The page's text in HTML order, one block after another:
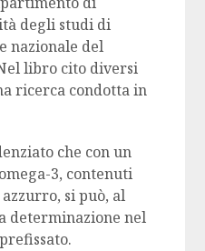
degli studi di
nazionale del
libro cito diversi
ricerca condotta in
che con un
3, contenuti
si può, al
determinazione nel